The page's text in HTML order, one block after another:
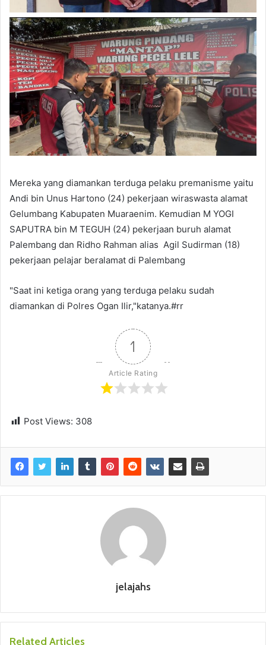
Mereka yang diamankan terduga pelaku premanisme yaitu
Andi bin Unus Hartono (24) pekerjaan wiraswasta alamat
Gelumbang Kabupaten Muaraenim. Kemudian M YOGI
SAPUTRA bin M TEGUH (24) pekerjaan buruh alamat
Palembang dan Ridho Rahman alias Agil Sudirman (18)
pekerjaan pelajar beralamat di Palembang
"Saat ini ketiga orang yang terduga pelaku sudah
diamankan di Polres Ogan Ilir,"katanya.#rr
1
Article Rating
Post Views: 308
jelajahs
Related Articles